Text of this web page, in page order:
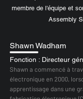
membre de l'équipe et
Assembly
Shawn Wadham
Fonction : Directeur
Shawn a commencé à
électronique en 2000,
apprentissage dans une